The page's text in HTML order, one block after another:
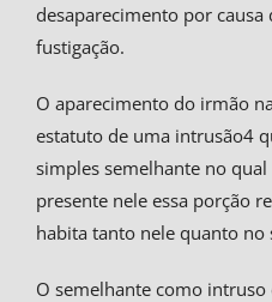
desaparecimento por
fustigação.
O aparecimento do irmão
estatuto de uma intrusão4
simples semelhante no
presente nele essa porção
habita tanto nele quanto no
O semelhante como